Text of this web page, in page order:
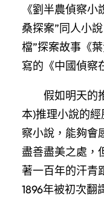
《劉半農偵察
桑探案”同人小
檔”探案故事《
寫的《中國偵察
假如明天的
本)推理小說的
察小說，能夠會
盡善盡美之處，
著一百年的汗青
1896年被初次翻